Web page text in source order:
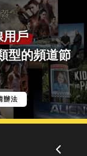
用戶
型的頻道節
辦法